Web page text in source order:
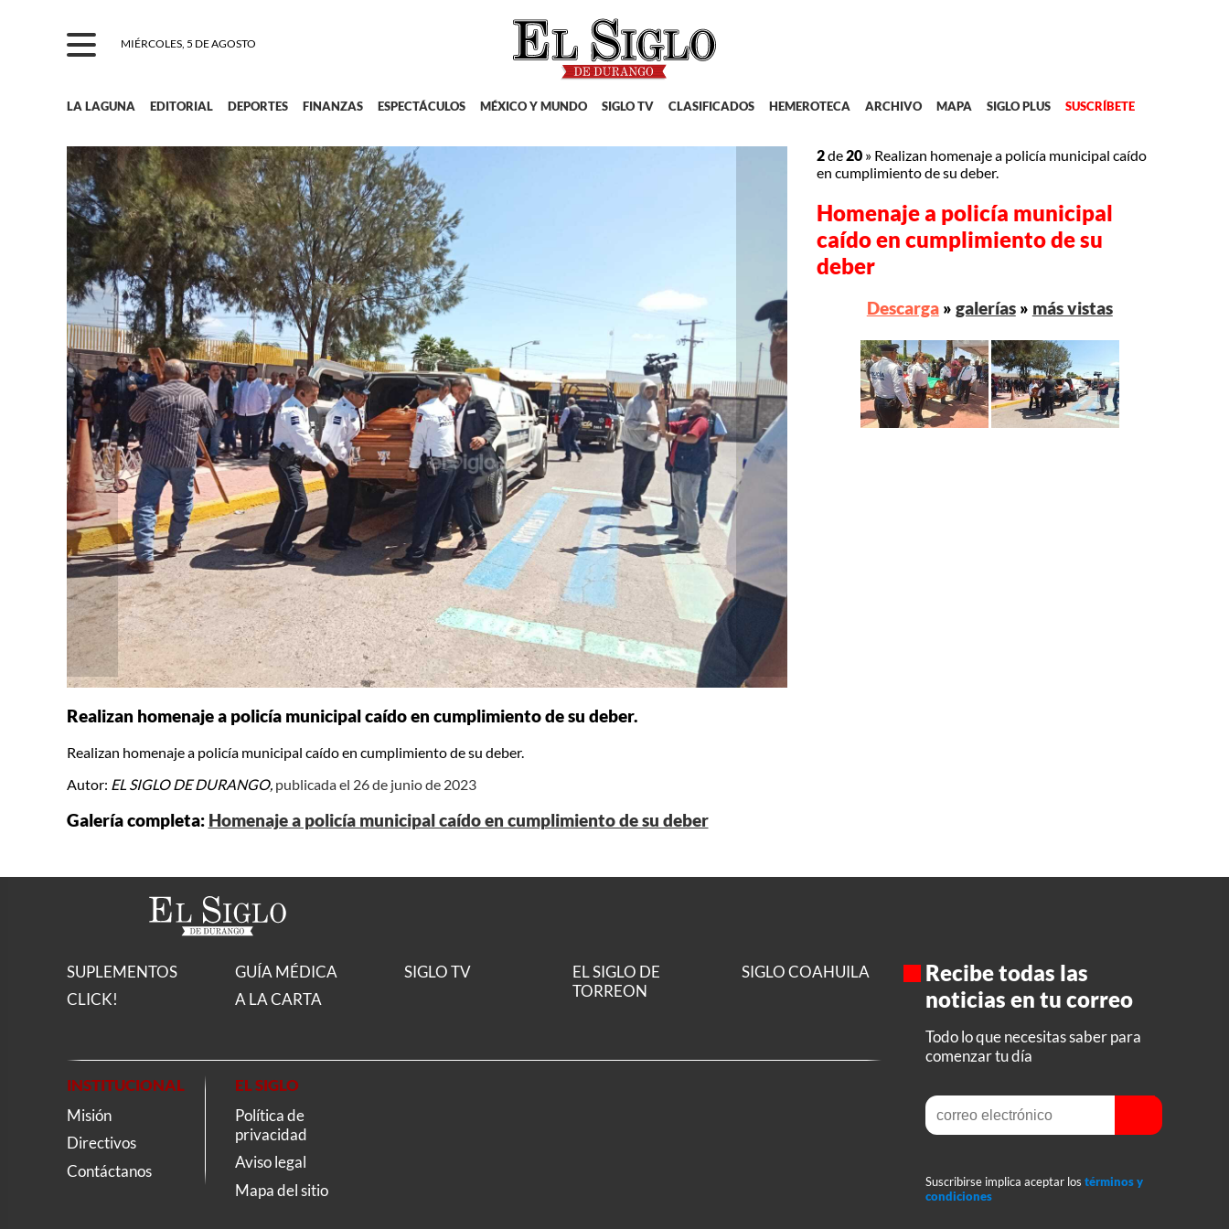
MIÉRCOLES, 5 DE AGOSTO
LA LAGUNA EDITORIAL DEPORTES FINANZAS ESPECTÁCULOS MÉXICO Y MUNDO SIGLO TV CLASIFICADOS HEMEROTECA ARCHIVO MAPA SIGLO PLUS SUSCRÍBETE
Realizan homenaje a policía municipal caído en cumplimiento de su deber.
Realizan homenaje a policía municipal caído en cumplimiento de su deber.
Autor: EL SIGLO DE DURANGO, publicada el 26 de junio de 2023
Galería completa: Homenaje a policía municipal caído en cumplimiento de su deber
2de20 » Realizan homenaje a policía municipal caído
en cumplimiento de su deber.
Homenaje a policía municipal
caído en cumplimiento de su
deber
Descarga» galerías» más vistas
SUPLEMENTOS
CLICK!
GUÍA MÉDICA
A LA CARTA
SIGLO TV
EL SIGLO DE
TORREON
SIGLO COAHUILA
INSTITUCIONAL
Misión
Directivos
Contáctanos
EL SIGLO
Política de
privacidad
Aviso legal
Mapa del sitio
Recibe todas las
noticias en tu correo
Todo lo que necesitas saber para
comenzar tu día
Suscribirse implica aceptar los términos y
condiciones